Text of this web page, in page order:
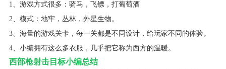
1、游戏方式很多：骑马，飞镖，打葡萄酒
2、模式：地牢，丛林，外星生物。
3、海量的游戏关卡，每一关都是不同设计，给玩家不同的体验。
4、小编拥有这么多衣服，几乎把它称为西方的温暖。
西部枪射击目标小编总结